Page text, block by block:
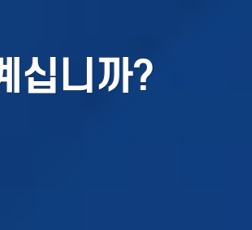
십니까?